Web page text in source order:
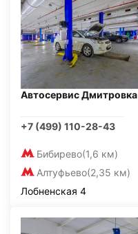
Автосервис Дмитровка
+7 (499) 110-28-43
Бибирево(1,6 км)
Алтуфьево(2,35 км)
Лобненская 4